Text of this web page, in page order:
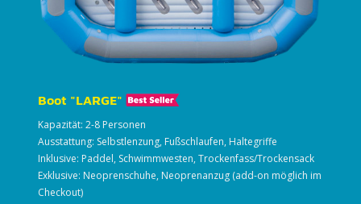
Boot "LARGE"
Kapazität: 2-8 Personen
Ausstattung: Selbstlenzung, Fußschlaufen, Haltegriffe
Inklusive: Paddel, Schwimmwesten, Trockenfass/Trockensack
Exklusive: Neoprenschuhe, Neoprenanzug (add-on möglich im
Checkout)